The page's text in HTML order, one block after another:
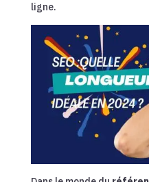
ligne.